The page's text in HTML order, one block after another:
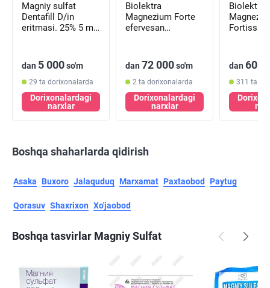
Magniy sulfat
Dentafill D/in
eritmasi. 25% 5 ml
dan 5 000so'm
29 ta dorixonalarda
Dorixonalardagi
narxlar
Biolektra
Magnezium Forte
efervesan
dan 72 000so'm
2 ta dorixonalarda
Dorixonalardagi
narxlar
Biolektra
№10
dan 60
311 ta
Boshqa shaharlarda qidirish
Asaka Buxoro Jalaquduq Marxamat Paxtaobod Paytug
Qorasuv Shaxrixon Xo'jaobod
Boshqa tasvirlar Magniy Sulfat